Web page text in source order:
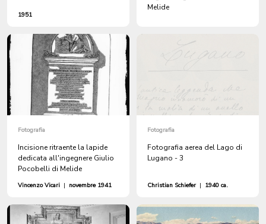
1951
Melide
Fotografia
Incisione ritraente la lapide
dedicata all'ingegnere Giulio
Pocobelli di Melide
Vincenzo Vicari | novembre 1941
Fotografia
Fotografia aerea del Lago di
Lugano - 3
Christian Schiefer | 1940 ca.